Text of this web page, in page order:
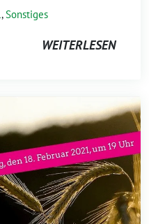
,Sonstiges
WEITERLESEN